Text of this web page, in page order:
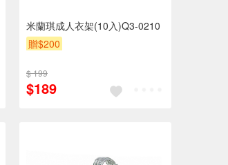
米蘭琪成人衣架(10入)Q3-0210
贈$200
$ 199
$189